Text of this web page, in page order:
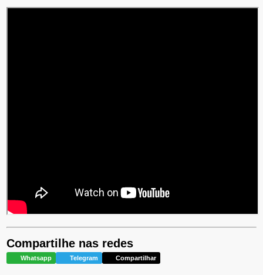
Compartilhe nas redes
Whatsapp Telegram Compartilhar